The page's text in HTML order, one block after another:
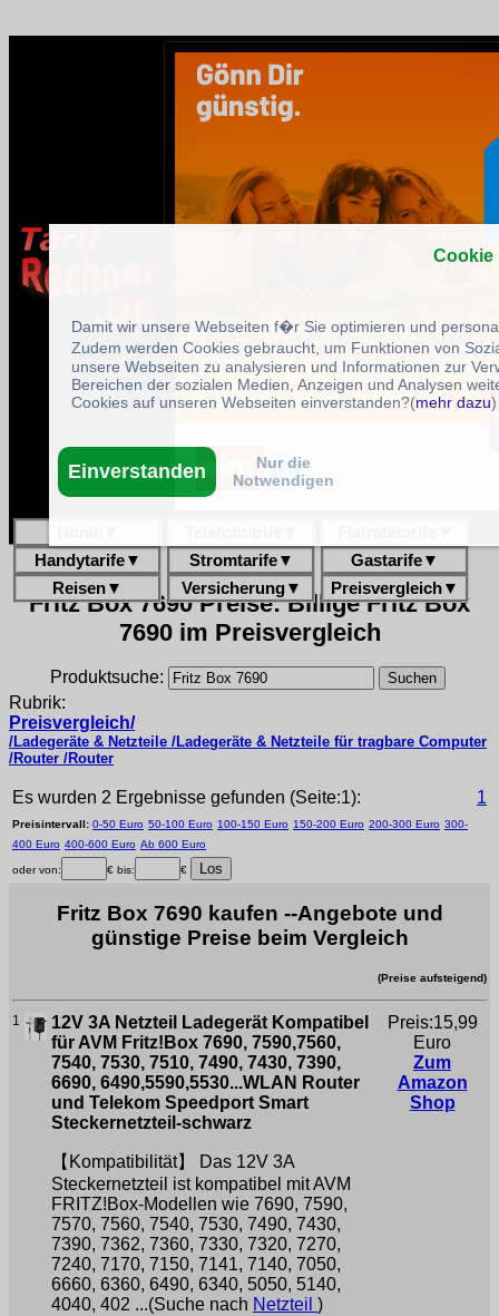
Handytarife▼ Stromtarife▼ Gastarife▼
Reisen▼ Versicherung▼ Preisvergleich▼
Fritz Box 7690 Preise: Billige Fritz Box
7690 im Preisvergleich
Produktsuche:
Rubrik:
Preisvergleich/
/Ladegeräte & Netzteile /Ladegeräte & Netzteile für tragbare Computer
/Router /Router
Es wurden 2 Ergebnisse gefunden (Seite:1): 1
Preisintervall: 0-50 Euro 50-100 Euro 100-150 Euro 150-200 Euro 200-300 Euro 300-
400 Euro 400-600 Euro Ab 600 Euro
oder von: € bis: €
Fritz Box 7690 kaufen --Angebote und
günstige Preise beim Vergleich
(Preise aufsteigend)
1
12V 3A Netzteil Ladegerät Kompatibel
für AVM Fritz!Box 7690, 7590,7560,
7540, 7530, 7510, 7490, 7430, 7390,
6690, 6490,5590,5530...WLAN Router
und Telekom Speedport Smart
Steckernetzteil-schwarz
【Kompatibilität】 Das 12V 3A
Steckernetzteil ist kompatibel mit AVM
FRITZ!Box-Modellen wie 7690, 7590,
7570, 7560, 7540, 7530, 7490, 7430,
7390, 7362, 7360, 7330, 7320, 7270,
7240, 7170, 7150, 7141, 7140, 7050,
6660, 6360, 6490, 6340, 5050, 5140,
4040, 402 ...(Suche nach Netzteil )
Preis:15,99
Euro
Zum
Amazon
Shop
Cookie
Damit wir unsere Webseiten f�r Sie optimieren und
Zudem werden Cookies gebraucht, um Funktionen von
unsere Webseiten zu analysieren und Informationen zur
Bereichen der sozialen Medien, Anzeigen und Analysen
Cookies auf unseren Webseiten einverstanden?(mehr dazu)
Einverstanden
Nur die
Notwendigen